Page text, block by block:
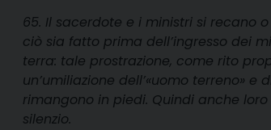
65. Il sacerdote e i ministri si recano
ciò sia fatto prima dell’ingresso dei
terra: tale prostrazione, come rito
un’umiliazione dell’«uomo terreno»
rimangono in piedi. Quindi anche
silenzio.